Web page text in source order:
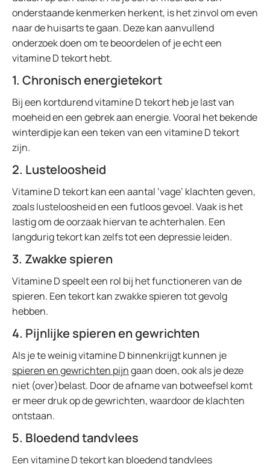
onderstaande kenmerken herkent, is het zinvol om even
naar de huisarts te gaan. Deze kan aanvullend
onderzoek doen om te beoordelen of je echt een
vitamine D tekort hebt.
1. Chronisch energietekort
Bij een kortdurend vitamine D tekort heb je last van
moeheid en een gebrek aan energie. Vooral het bekende
winterdipje kan een teken van een vitamine D tekort
zijn.
2. Lusteloosheid
Vitamine D tekort kan een aantal ‘vage’ klachten geven,
zoals lusteloosheid en een futloos gevoel. Vaak is het
lastig om de oorzaak hiervan te achterhalen. Een
langdurig tekort kan zelfs tot een depressie leiden.
3. Zwakke spieren
Vitamine D speelt een rol bij het functioneren van de
spieren. Een tekort kan zwakke spieren tot gevolg
hebben.
4. Pijnlijke spieren en gewrichten
Als je te weinig vitamine D binnenkrijgt kunnen je
spieren en gewrichten pijngaan doen, ook als je deze
niet (over)belast. Door de afname van botweefsel komt
er meer druk op de gewrichten, waardoor de klachten
ontstaan.
5. Bloedend tandvlees
Een vitamine D tekort kan bloedend tandvlees